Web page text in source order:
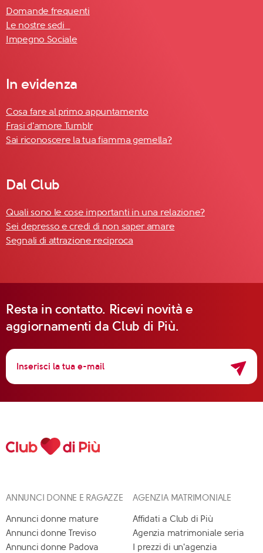
Domande frequenti
Le nostre sedi
Impegno Sociale
In evidenza
Cosa fare al primo appuntamento
Frasi d'amore Tumblr
Sai riconoscere la tua fiamma gemella?
Dal Club
Quali sono le cose importanti in una relazione?
Sei depresso e credi di non saper amare
Segnali di attrazione reciproca
Resta in contatto. Ricevi novità e
aggiornamenti da Club di Più.
ANNUNCI DONNE E RAGAZZE
Annunci donne mature
Annunci donne Treviso
Annunci donne Padova
AGENZIA MATRIMONIALE
Affidati a Club di Più
Agenzia matrimoniale seria
I prezzi di un'agenzia